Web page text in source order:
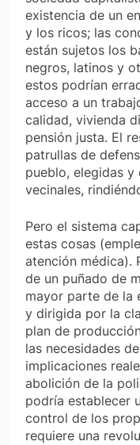
existencia de un
y los ricos; las
están sujetos los
negros, latinos y
estos podrían
acceso a un
calidad, vivienda
pensión justa. El
patrullas de
pueblo, elegidas
vecinales,
Pero el sistema
estas cosas
atención médica).
de un puñado de
mayor parte de la
y dirigida por la
plan de
las necesidades
implicaciones
abolición de la
podría establecer
control de los
requiere una